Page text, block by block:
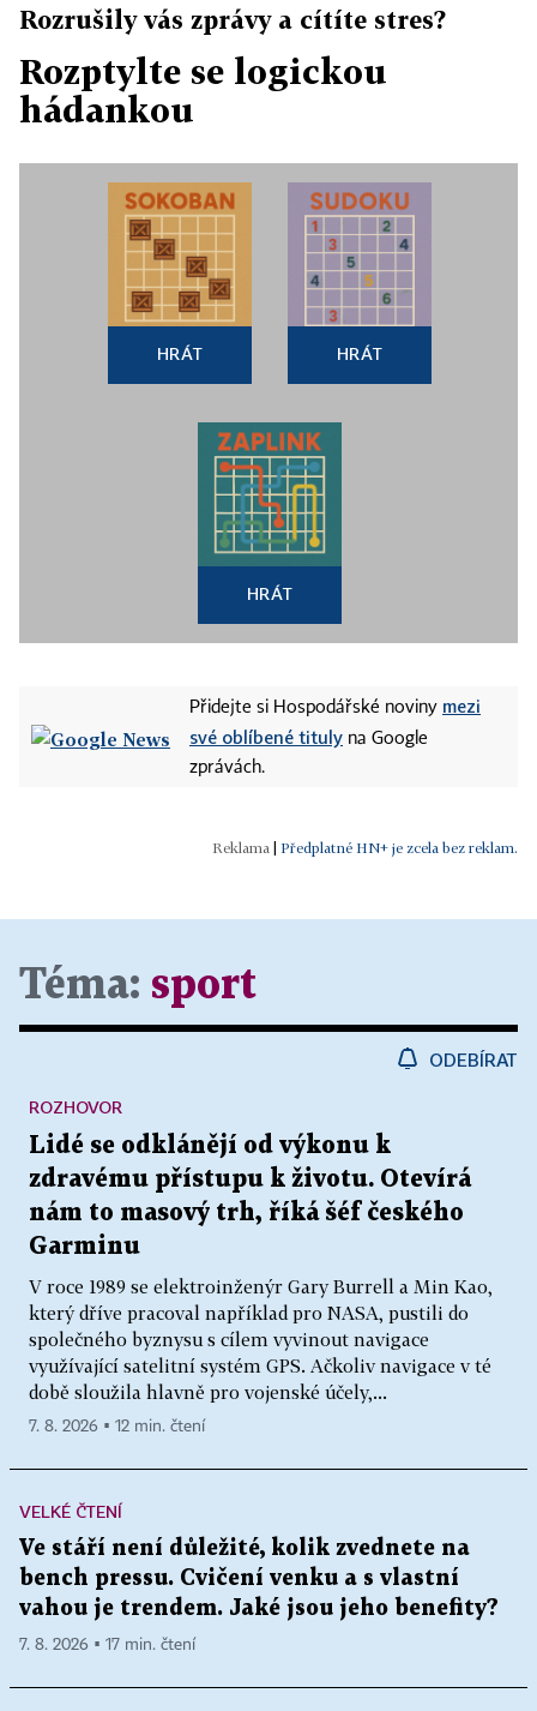
Rozrušily vás zprávy a cítíte stres?
Rozptylte se logickou
hádankou
HRÁT HRÁT
HRÁT
Přidejte si Hospodářské noviny mezi
své oblíbené tituly na Google
zprávách.
Předplatné HN+ je zcela bez reklam.
Téma: sport
ODEBÍRAT
Lidé se odklánějí od výkonu k
zdravému přístupu k životu. Otevírá
nám to masový trh, říká šéf českého
Garminu
V roce 1989 se elektroinženýr Gary Burrell a Min Kao,
který dříve pracoval například pro NASA, pustili do
společného byznysu s cílem vyvinout navigace
využívající satelitní systém GPS. Ačkoliv navigace v té
době sloužila hlavně pro vojenské účely,...
ROZHOVOR
7. 8. 2026 ▪ 12 min. čtení
VELKÉ ČTENÍ
Ve stáří není důležité, kolik zvednete na
bench pressu. Cvičení venku a s vlastní
vahou je trendem. Jaké jsou jeho benefity?
7. 8. 2026 ▪ 17 min. čtení